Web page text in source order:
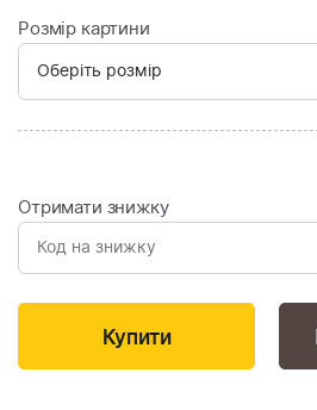
Розмір картини
Отримати знижку